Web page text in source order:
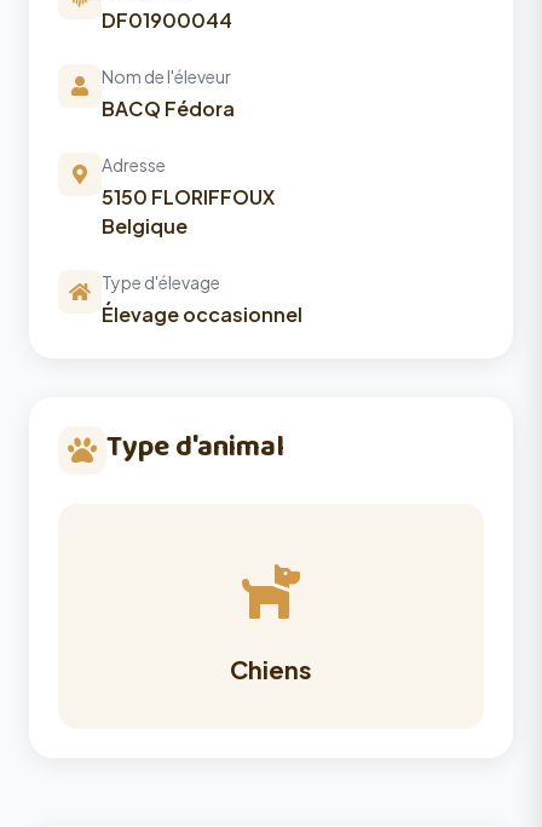
DF01900044
Nom de l'éleveur
BACQ Fédora
Adresse
5150 FLORIFFOUX
Belgique
Type d'élevage
Élevage occasionnel
Type d'animal
Chiens